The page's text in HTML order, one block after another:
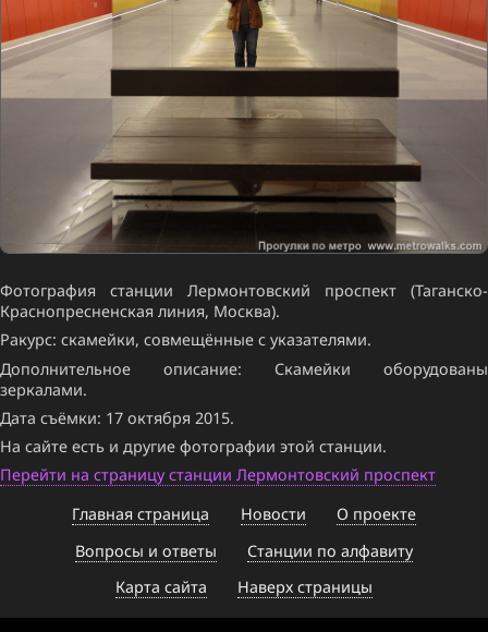
Фотография станции Лермонтовский проспект (Таганско-
Краснопресненская линия, Москва).
Ракурс: скамейки, совмещённые с указателями.
Дополнительное описание: Скамейки оборудованы
зеркалами.
Дата съёмки: 17 октября 2015.
На сайте есть и другие фотографии этой станции.
Перейти на страницу станции Лермонтовский проспект
Главная страница
Новости
О проекте
Вопросы и ответы
Станции по алфавиту
Карта сайта
Наверх страницы